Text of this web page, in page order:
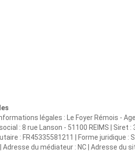
légales : Le Foyer Rémois -
: 8 rue Lanson - 51100 REIMS | Siret :
: FR45335581211 | Forme juridique :
Adresse du médiateur : NC | Adresse du